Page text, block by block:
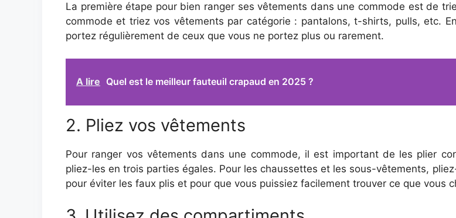
La première étape pour bien ranger ses vêtements dans une commode est de
commode et triez vos vêtements par catégorie : pantalons, t-shirts, pulls, etc.
portez régulièrement de ceux que vous ne portez plus ou rarement.
A lire Quel est le meilleur fauteuil crapaud en 2025 ?
2. Pliez vos vêtements
Pour ranger vos vêtements dans une commode, il est important de les plier
pliez-les en trois parties égales. Pour les chaussettes et les sous-vêtements,
pour éviter les faux plis et pour que vous puissiez facilement trouver ce que vous